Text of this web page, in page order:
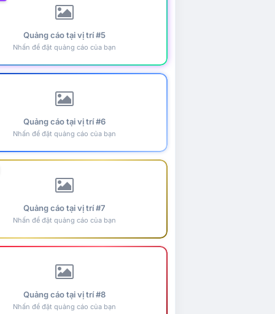
Quảng cáo tại vị trí #5
Nhấn để đặt quảng cáo của bạn
Quảng cáo tại vị trí #6
Nhấn để đặt quảng cáo của bạn
Quảng cáo tại vị trí #7
Nhấn để đặt quảng cáo của bạn
Quảng cáo tại vị trí #8
Nhấn để đặt quảng cáo của bạn